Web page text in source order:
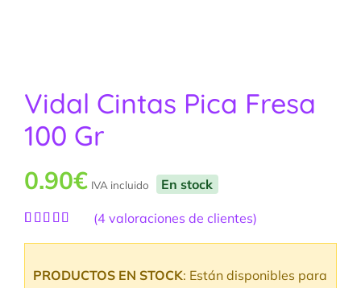
Vidal Cintas Pica Fresa
100 Gr
0.90€ IVA incluido En stock
valoraciones
(4 valoraciones de clientes)
PRODUCTOS EN STOCK: Están disponibles para